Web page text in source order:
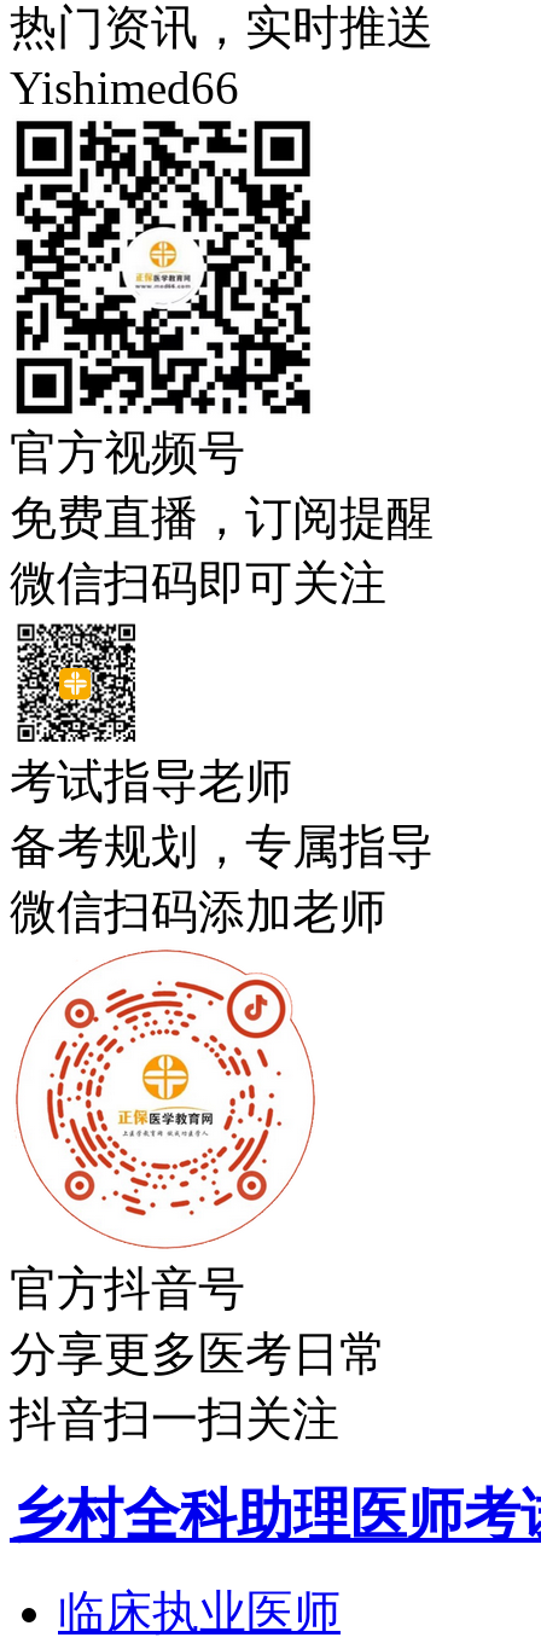
热门资讯，实时推送
Yishimed66
官方视频号
免费直播，订阅提醒
微信扫码即可关注
考试指导老师
备考规划，专属指导
微信扫码添加老师
官方抖音号
分享更多医考日常
抖音扫一扫关注
乡村全科助理医师考
临床执业医师